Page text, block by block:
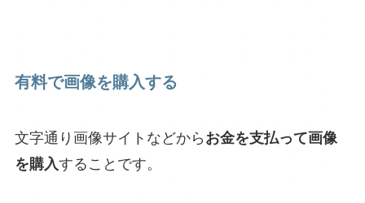
有料で画像を購入する
文字通り画像サイトなどから お金を支払って画像
を購入することです。